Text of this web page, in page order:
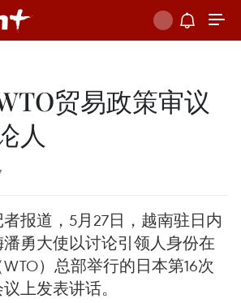
贸易政策审议
人
报道，5月27日，越南驻日内
勇大使以讨论引领人身份在
）总部举行的日本第16次
上发表讲话。